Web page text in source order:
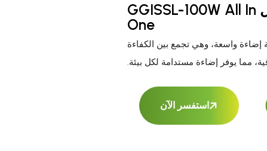
ضوء شارع شمسي متكامل ‏GGISSL-100W All In
One
واسعة، وهي تجمع بين الكفاءة
مما يوفر إضاءة مستدامة لكل بيئة.
استفسر الآن